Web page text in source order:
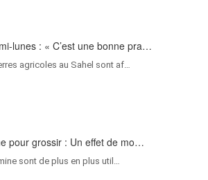
lunes : « C’est une bonne pra…
agricoles au Sahel sont af…
pour grossir : Un effet de mo…
sont de plus en plus util…